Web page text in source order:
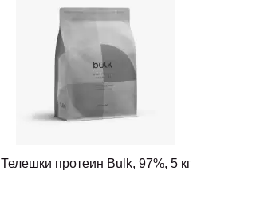
Телешки протеин Bulk, 97%, 5 кг